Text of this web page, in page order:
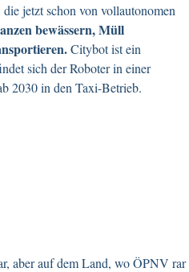
jetzt schon von vollautonomen
bewässern, Müll
Citybot ist ein
sich der Roboter in einer
2030 in den Taxi-Betrieb.
aber auf dem Land, wo ÖPNV rar